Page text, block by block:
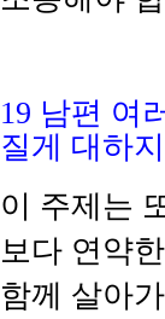
19 남편 여
질게 대하
이 주제는
보다 연약한
함께 살아